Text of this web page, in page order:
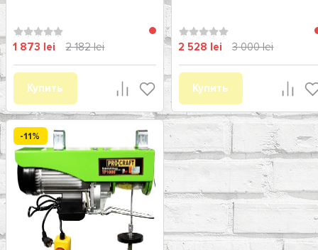
1 873 lei 2 182 lei
Купить
2 528 lei 3 000 lei
Купить
-11%